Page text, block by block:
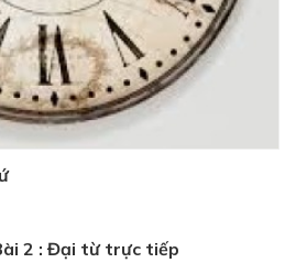
2 : Đại từ trực tiếp